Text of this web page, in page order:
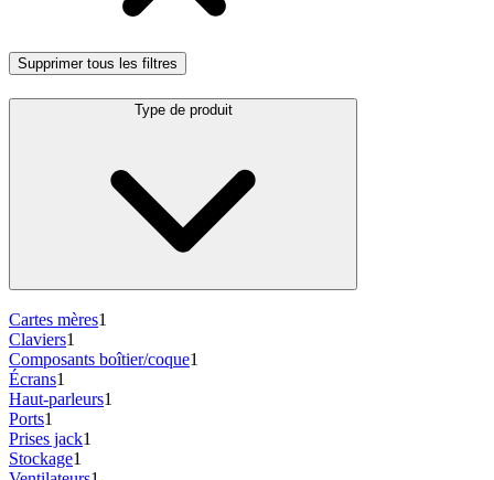
Supprimer tous les filtres
Type de produit
Cartes mères1
Claviers1
Composants boîtier/coque1
Écrans1
Haut-parleurs1
Ports1
Prises jack1
Stockage1